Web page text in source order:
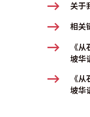
关于
相关
《
坡华
《
坡华